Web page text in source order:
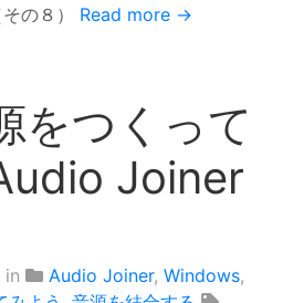
の８） Read more →
をつくって
Joiner
in Audio Joiner, Windows,